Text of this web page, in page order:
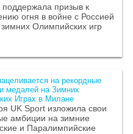
поддержала призыв к
огня в войне с Россией
Олимпийских игр
на рекордные
медалей на Зимних
Играх в Милане
UK Sport изложила свои
амбиции на зимние
и Паралимпийские